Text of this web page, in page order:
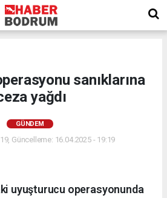
sanıklarına
yağdı
GÜNDEM
Güncelleme: 16.04.2025 - 19:19
uyuşturucu operasyonunda